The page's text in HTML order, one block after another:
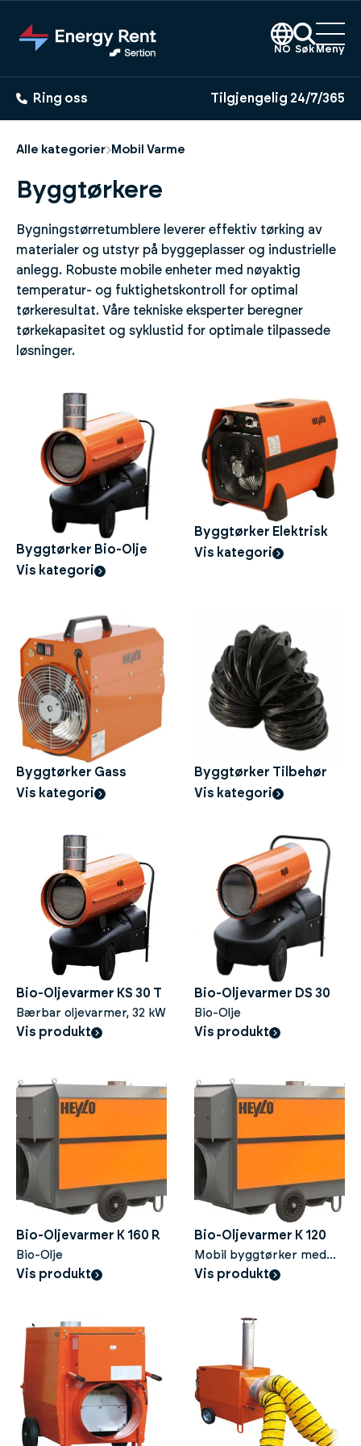
hovedinnhold
NO Søk Meny
Ring oss Tilgjengelig 24/7/365
Alle kategorier Mobil Varme
Byggtørkere
Bygningstørretumblere leverer effektiv tørking av
materialer og utstyr på byggeplasser og industrielle
anlegg. Robuste mobile enheter med nøyaktig
temperatur- og fuktighetskontroll for optimal
tørkeresultat. Våre tekniske eksperter beregner
tørkekapasitet og syklustid for optimale tilpassede
løsninger.
Byggtørker Bio-Olje
Vis kategori
Byggtørker Elektrisk
Vis kategori
Byggtørker Gass
Vis kategori
Byggtørker Tilbehør
Vis kategori
Bio-Oljevarmer KS 30 T
Bærbar oljevarmer, 32 kW
Vis produkt
Bio-Oljevarmer DS 30
Bio-Olje
Vis produkt
Bio-Oljevarmer K 160 R
Bio-Olje
Vis produkt
Bio-Oljevarmer K 120
Mobil byggtørker med
bio-olje
Vis produkt